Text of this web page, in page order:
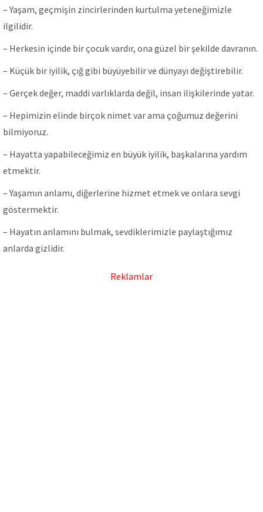
– Yaşam, geçmişin zincirlerinden kurtulma yeteneğimizle
ilgilidir.
– Herkesin içinde bir çocuk vardır, ona güzel bir şekilde davranın.
– Küçük bir iyilik, çığ gibi büyüyebilir ve dünyayı değiştirebilir.
– Gerçek değer, maddi varlıklarda değil, insan ilişkilerinde yatar.
– Hepimizin elinde birçok nimet var ama çoğumuz değerini
bilmiyoruz.
– Hayatta yapabileceğimiz en büyük iyilik, başkalarına yardım
etmektir.
– Yaşamın anlamı, diğerlerine hizmet etmek ve onlara sevgi
göstermektir.
– Hayatın anlamını bulmak, sevdiklerimizle paylaştığımız
anlarda gizlidir.
Reklamlar